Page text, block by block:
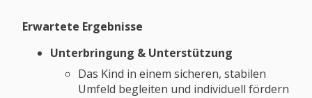
Erwartete Ergebnisse
Unterbringung & Unterstützung
Das Kind in einem sicheren, stabilen
Umfeld begleiten und individuell fördern